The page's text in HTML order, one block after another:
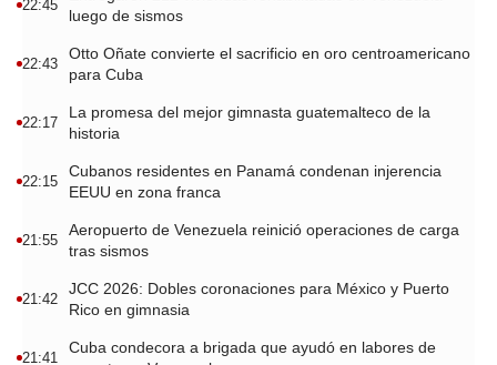
22:45
luego de sismos
22:43
Otto Oñate convierte el sacrificio en oro centroamericano
para Cuba
22:17
La promesa del mejor gimnasta guatemalteco de la
historia
22:15
Cubanos residentes en Panamá condenan injerencia
EEUU en zona franca
21:55
Aeropuerto de Venezuela reinició operaciones de carga
tras sismos
21:42
JCC 2026: Dobles coronaciones para México y Puerto
Rico en gimnasia
21:41
Cuba condecora a brigada que ayudó en labores de